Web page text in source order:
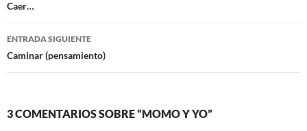
de
entradas
Caer…
ENTRADA SIGUIENTE
Caminar (pensamiento)
3 COMENTARIOS SOBRE “MOMO Y YO”